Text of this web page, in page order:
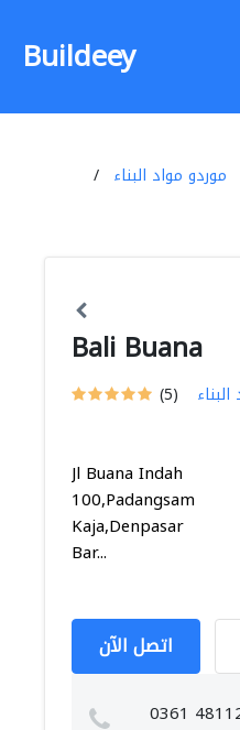
Buildeey
موردو مواد البناء
Bali Buana
(5)
Jl Buana Indah
100,Padangsambian
Kaja,Denpasar
Bar...
اتصل الآن
0361